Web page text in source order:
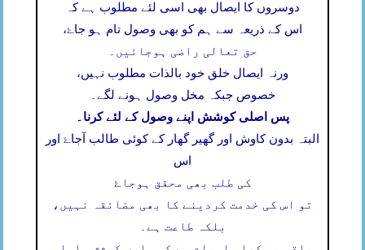
دوسروں کا ایصال بھی اسی لئے مطلوب ہے کہ
اس کے ذریعہ سے ہم کو بھی وصول تام ہو جاۓ،
حق تعالی راضی ہوجائیں۔
ورنہ ایصال خلق خود بالذات مطلوب نہیں،
خصوص جبکہ مخل وصول ہونے لگے۔
پس اصلی کوشش اپنے وصول کے لئے کرنا۔
البتہ بدون کاوش اور گھیر گھار کے کوئی طالب آجاۓ اور
اس
کی طلب بھی محقق ہوجاۓ
تو اس کی خدمت کردینے کا بھی مضائقہ نہیں،
بلکہ طاعت ہے۔